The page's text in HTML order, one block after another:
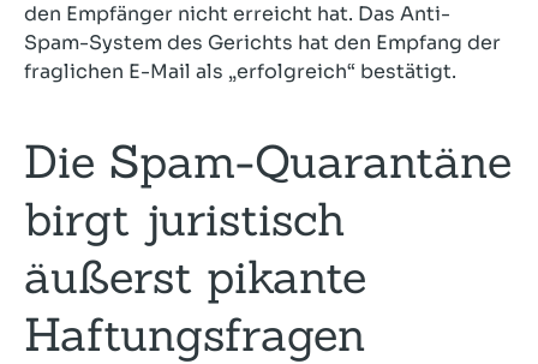
den Empfänger nicht erreicht hat. Das Anti-
Spam-System des Gerichts hat den Empfang der
fraglichen E-Mail als „erfolgreich“ bestätigt.
Die Spam-Quarantäne
birgt juristisch
äußerst pikante
Haftungsfragen